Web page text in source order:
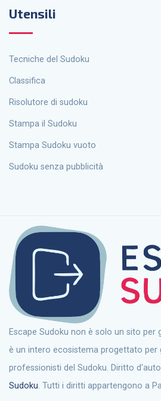
Utensili
Tecniche del Sudoku
Classifica
Risolutore di sudoku
Stampa il Sudoku
Stampa Sudoku vuoto
Sudoku senza pubblicità
Escape Sudoku non è solo un sito per giocare a Sudoku online,
è un intero ecosistema progettato per
professionisti del Sudoku. Diritto
Sudoku. Tutti i diritti appartengono a